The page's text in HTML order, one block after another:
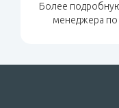
Более
менеджера